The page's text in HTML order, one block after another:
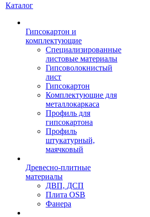
Каталог
Гипсокартон и
комплектующие
Специализированные
листовые материалы
Гипсоволокнистый
лист
Гипсокартон
Комплектующие для
металлокаркаса
Профиль для
гипсокартона
Профиль
штукатурный,
маячковый
Древесно-плитные
материалы
ДВП, ДСП
Плита OSB
Фанера